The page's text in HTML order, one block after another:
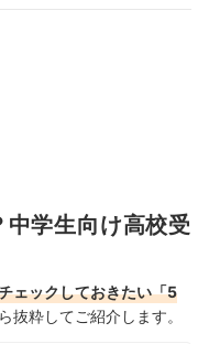
学生向け高校受
ェックしておきたい「5
抜粋してご紹介します。